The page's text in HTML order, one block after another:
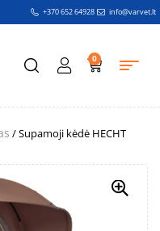
+370 652 64928 info@varvet.lt
0
/ Supamoji kėdė HECHT